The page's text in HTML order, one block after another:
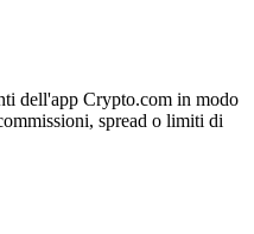
dell'app Crypto.com in modo
spread o limiti di